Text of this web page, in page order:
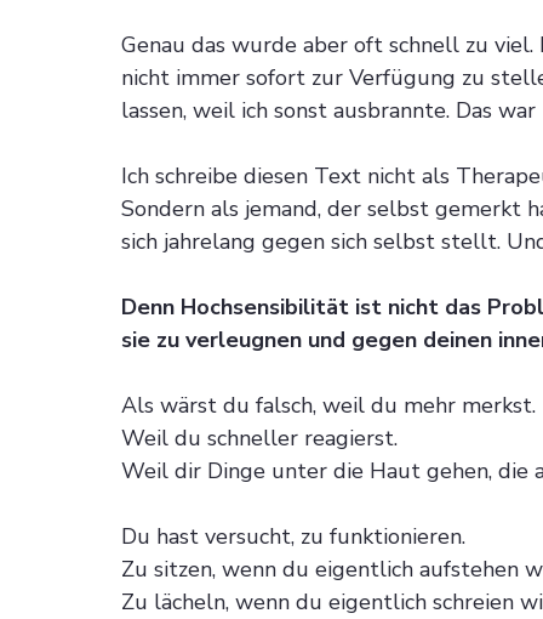
Genau das wurde aber oft schnell zu
nicht immer sofort zur Verfügung zu
lassen, weil ich sonst ausbrannte. Das
Ich schreibe diesen Text nicht als
Sondern als jemand, der selbst gemerkt
sich jahrelang gegen sich selbst stellt.
Denn Hochsensibilität ist nicht das
sie zu verleugnen und gegen deinen
Als wärst du falsch, weil du mehr merkst.
Weil du schneller reagierst.
Weil dir Dinge unter die Haut gehen, die
Du hast versucht, zu funktionieren.
Zu sitzen, wenn du eigentlich aufstehen
Zu lächeln, wenn du eigentlich schreien